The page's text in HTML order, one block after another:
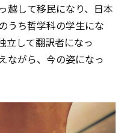
越して移民になり、日本
うち哲学科の学生にな
立して翻訳者になっ
ながら、今の姿になっ